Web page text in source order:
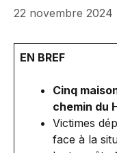
22 novembre 2024
EN BREF
Cinq
chemin du
Victimes
face à la